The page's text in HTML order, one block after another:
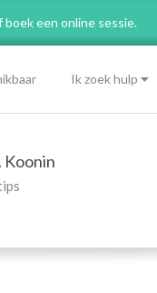
boek een online sessie.
Ik zoek hulp
Koonin